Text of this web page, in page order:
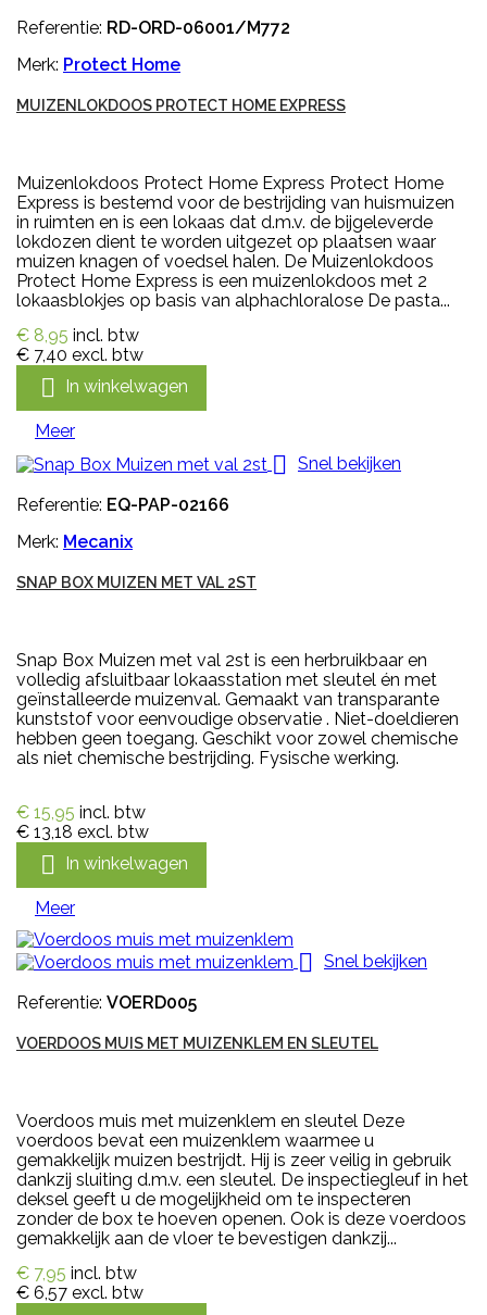
Referentie: RD-ORD-06001/M772
Merk: Protect Home
MUIZENLOKDOOS PROTECT HOME EXPRESS
Muizenlokdoos Protect Home Express Protect Home
Express is bestemd voor de bestrijding van huismuizen
in ruimten en is een lokaas dat d.m.v. de bijgeleverde
lokdozen dient te worden uitgezet op plaatsen waar
muizen knagen of voedsel halen. De Muizenlokdoos
Protect Home Express is een muizenlokdoos met 2
lokaasblokjes op basis van alphachloralose De pasta...
€ 8,95 incl. btw
€ 7,40 excl. btw
 In winkelwagen
Meer
 Snel bekijken
Referentie: EQ-PAP-02166
Merk: Mecanix
SNAP BOX MUIZEN MET VAL 2ST
Snap Box Muizen met val 2st is een herbruikbaar en
volledig afsluitbaar lokaasstation met sleutel én met
geïnstalleerde muizenval. Gemaakt van transparante
kunststof voor eenvoudige observatie . Niet-doeldieren
hebben geen toegang. Geschikt voor zowel chemische
als niet chemische bestrijding. Fysische werking.
€ 15,95 incl. btw
€ 13,18 excl. btw
 In winkelwagen
Meer
 Snel bekijken
Referentie: VOERD005
VOERDOOS MUIS MET MUIZENKLEM EN SLEUTEL
Voerdoos muis met muizenklem en sleutel Deze
voerdoos bevat een muizenklem waarmee u
gemakkelijk muizen bestrijdt. Hij is zeer veilig in gebruik
dankzij sluiting d.m.v. een sleutel. De inspectiegleuf in het
deksel geeft u de mogelijkheid om te inspecteren
zonder de box te hoeven openen. Ook is deze voerdoos
gemakkelijk aan de vloer te bevestigen dankzij...
€ 7,95 incl. btw
€ 6,57 excl. btw